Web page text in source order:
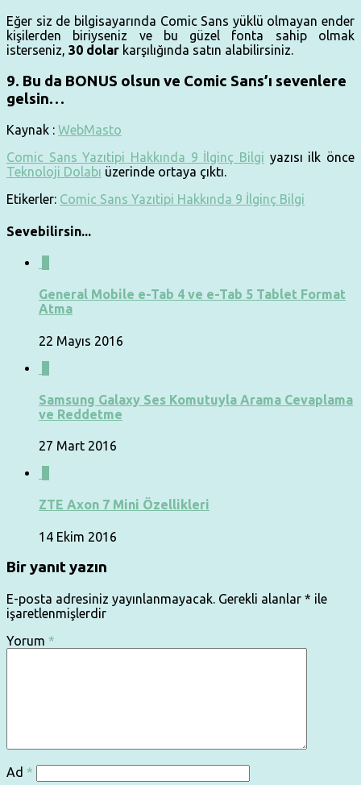
Eğer siz de bilgisayarında Comic Sans yüklü olmayan ender
kişilerden biriyseniz ve bu güzel fonta sahip olmak
isterseniz, 30 dolar karşılığında satın alabilirsiniz.
9. Bu da BONUS olsun ve Comic Sans’ı sevenlere
gelsin…
Kaynak : WebMasto
Comic Sans Yazıtipi Hakkında 9 İlginç Bilgi yazısı ilk önce
Teknoloji Dolabı üzerinde ortaya çıktı.
Etikerler: Comic Sans Yazıtipi Hakkında 9 İlginç Bilgi
Sevebilirsin...
General Mobile e-Tab 4 ve e-Tab 5 Tablet Format
Atma
22 Mayıs 2016
Samsung Galaxy Ses Komutuyla Arama Cevaplama
ve Reddetme
27 Mart 2016
ZTE Axon 7 Mini Özellikleri
14 Ekim 2016
Bir yanıt yazın
E-posta adresiniz yayınlanmayacak. Gerekli alanlar * ile
işaretlenmişlerdir
Yorum *
Ad *